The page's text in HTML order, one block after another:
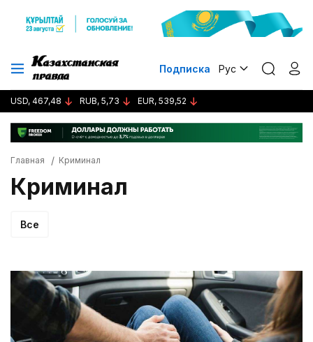
Подписка Рус
USD, 467,48 RUB, 5,73 EUR, 539,52
Главная Криминал
Криминал
Все